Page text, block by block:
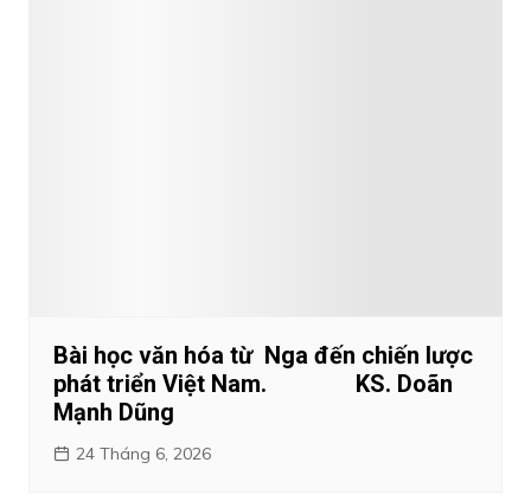
Bài học văn hóa từ Nga đến chiến lược
phát triển Việt Nam. KS. Doãn
Mạnh Dũng
24 Tháng 6, 2026